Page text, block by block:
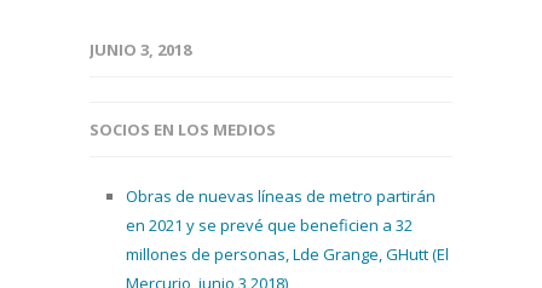
JUNIO 3, 2018
SOCIOS EN LOS MEDIOS
Obras de nuevas líneas de metro partirán
en 2021 y se prevé que beneficien a 32
millones de personas, Lde Grange, GHutt (El
Mercurio, junio 3 2018)